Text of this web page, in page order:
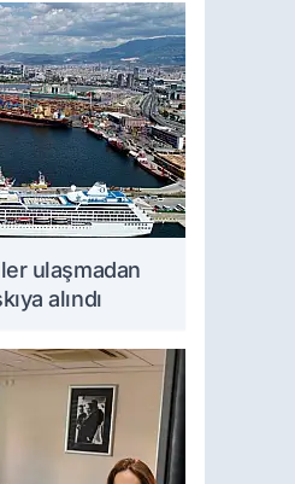
ulaşmadan
alındı